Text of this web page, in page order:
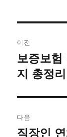
내
비
게
이
이전
이
전
보증보험
지 총정리
다음
다
직장인